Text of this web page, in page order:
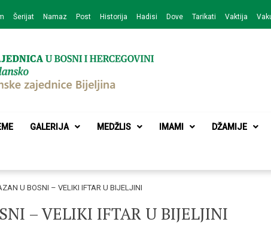
Šerijat Namaz Post Historija Hadisi Dove Tarikati Vaktija
zajednice
GALERIJA MEDŽLIS IMAMI DŽAMIJE
U BOSNI – VELIKI IFTAR U BIJELJINI
– VELIKI IFTAR U BIJELJINI